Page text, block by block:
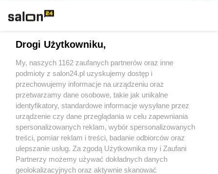
Sport
Społeczeństwo
Kultura
X Facebook Instagram Youtube
Drogi Użytkowniku,
My, naszych 1162 zaufanych partnerów oraz inne
podmioty z salon24.pl uzyskujemy dostęp i
przechowujemy informacje na urządzeniu oraz
przetwarzamy dane osobowe, takie jak unikalne
identyfikatory, standardowe informacje wysyłane przez
urządzenie czy dane przeglądania w celu zapewniania
spersonalizowanych reklam, wybór spersonalizowanych
treści, pomiar reklam i treści, badanie odbiorców oraz
ulepszanie usług. Za zgodą Użytkownika my i Zaufani
Partnerzy możemy używać dokładnych danych
geolokalizacyjnych oraz aktywnie skanować